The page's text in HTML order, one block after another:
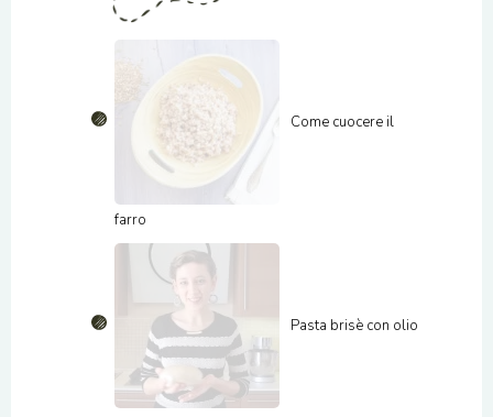
Come cuocere il
farro
Pasta brisè con olio